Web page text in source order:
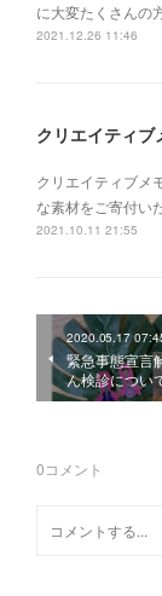
に大変たくさんの
2021.12.26 11:46
クリエイティブ
クリエイティブメ
な素材をご寄付い
2021.10.11 21:55
2020.05.17
緊急事態宣言
ん検診につい
0コメント